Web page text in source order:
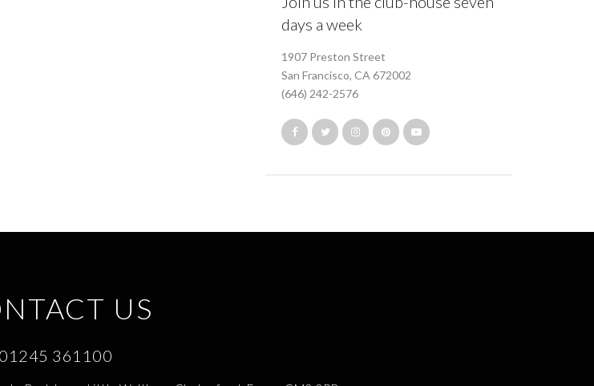
days a week
1907 Preston Street
San Francisco, CA 672002
(646) 242-2576
US
01245 361100